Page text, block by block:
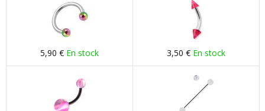
5,90 € En stock 3,50 € En stock